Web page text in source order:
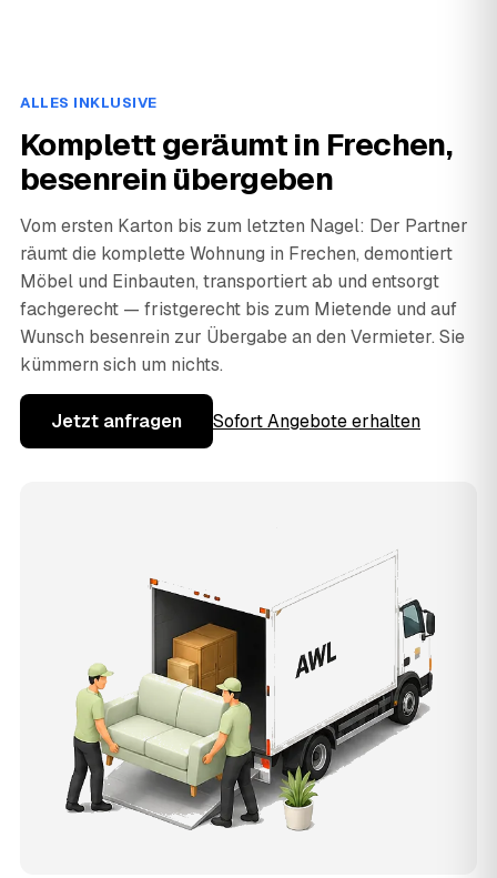
ALLES INKLUSIVE
Komplett geräumt in Frechen,
besenrein übergeben
Vom ersten Karton bis zum letzten Nagel: Der Partner
räumt die komplette Wohnung in Frechen, demontiert
Möbel und Einbauten, transportiert ab und entsorgt
fachgerecht — fristgerecht bis zum Mietende und auf
Wunsch besenrein zur Übergabe an den Vermieter. Sie
kümmern sich um nichts.
Jetzt anfragen Sofort Angebote erhalten